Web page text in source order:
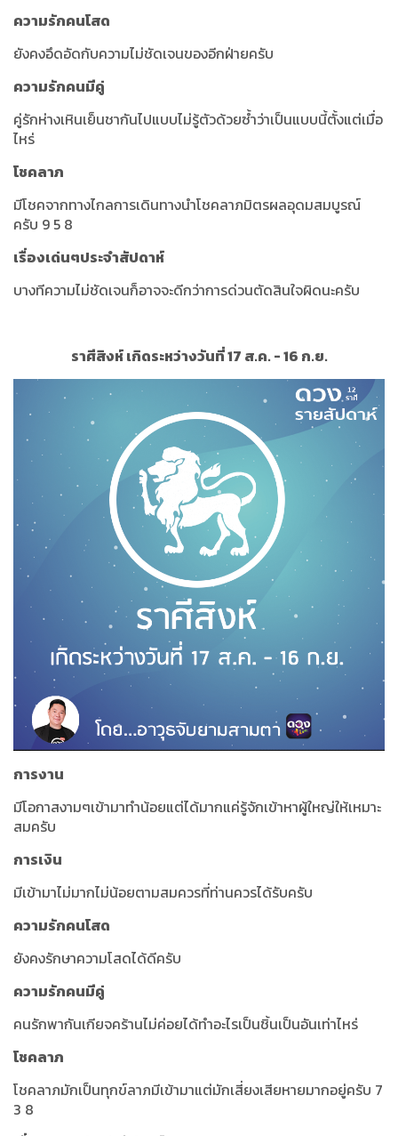
ความรักคนโสด
ยังคงอึดอัดกับความไม่ชัดเจนของอีกฝ่ายครับ
ความรักคนมีคู่
คู่รักห่างเหินเย็นชากันไปแบบไม่รู้ตัวด้วยซ้ำว่าเป็นแบบนี้ตั้งแต่เมื่อ
ไหร่
โชคลาภ
มีโชคจากทางไกลการเดินทางนำโชคลาภมิตรผลอุดมสมบูรณ์
ครับ 9 5 8
เรื่องเด่นๆประจำสัปดาห์
บางทีความไม่ชัดเจนก็อาจจะดีกว่าการด่วนตัดสินใจผิดนะครับ
ราศีสิงห์ เกิดระหว่างวันที่ 17 ส.ค. - 16 ก.ย.
การงาน
มีโอกาสงามๆเข้ามาทำน้อยแต่ได้มากแค่รู้จักเข้าหาผู้ใหญ่ให้เหมาะ
สมครับ
การเงิน
มีเข้ามาไม่มากไม่น้อยตามสมควรที่ท่านควรได้รับครับ
ความรักคนโสด
ยังคงรักษาความโสดได้ดีครับ
ความรักคนมีคู่
คนรักพากันเกียจคร้านไม่ค่อยได้ทำอะไรเป็นชิ้นเป็นอันเท่าไหร่
โชคลาภ
โชคลาภมักเป็นทุกข์ลาภมีเข้ามาแต่มักเสี่ยงเสียหายมากอยู่ครับ 7
3 8